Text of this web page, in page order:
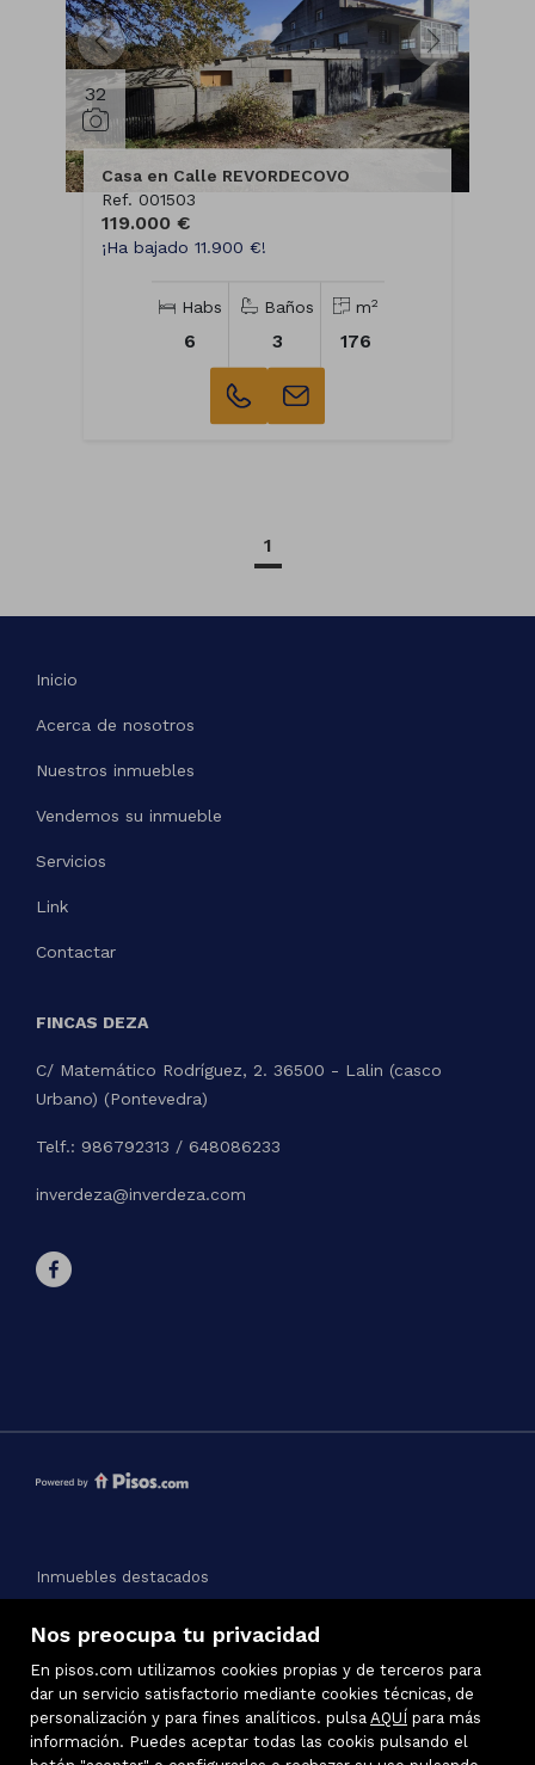
Nos preocupa tu privacidad
En pisos.com utilizamos cookies propias y de terceros para
dar un servicio satisfactorio mediante cookies técnicas, de
personalización y para fines analíticos. pulsa AQUÍ para más
información. Puedes aceptar todas las cookis pulsando el
32
Casa en Calle REVORDECOVO
Ref. 001503
119.000 €
¡Ha bajado 11.900 €!
Habs
6
Baños
3
m2
176
1
Inicio
Acerca de nosotros
Nuestros inmuebles
Vendemos su inmueble
Servicios
Link
Contactar
FINCAS DEZA
C/ Matemático Rodríguez, 2. 36500 - Lalin (casco
Urbano) (Pontevedra)
Telf.: 986792313 / 648086233
inverdeza@inverdeza.com
Inmuebles destacados
Aviso legal
Favoritos
Política de cookies